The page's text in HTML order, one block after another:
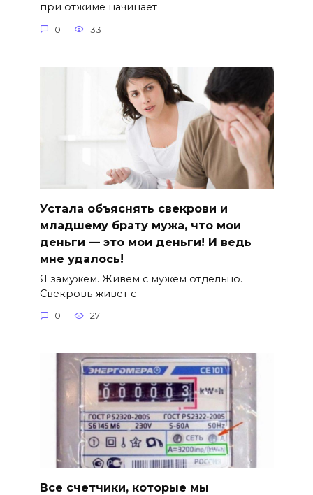
при отжиме начинает
0 33
Устала объяснять свекрови и
младшему брату мужа, что мои
деньги — это мои деньги! И ведь
мне удалось!
Я замужем. Живем с мужем отдельно.
Свекровь живет с
0 27
Все счетчики, которые мы